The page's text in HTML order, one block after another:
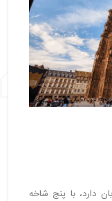
دارد، با پنج شاخه